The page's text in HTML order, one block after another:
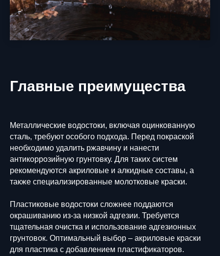
Главные преимущества
Металлические водостоки, включая оцинкованную
сталь, требуют особого подхода. Перед покраской
необходимо удалить ржавчину и нанести
антикоррозийную грунтовку. Для таких систем
рекомендуются акриловые и алкидные составы, а
также специализированные молотковые краски.
Пластиковые водостоки сложнее поддаются
окрашиванию из-за низкой адгезии. Требуется
тщательная очистка и использование адгезионных
грунтовок. Оптимальный выбор – акриловые краски
для пластика с добавлением пластификаторов.